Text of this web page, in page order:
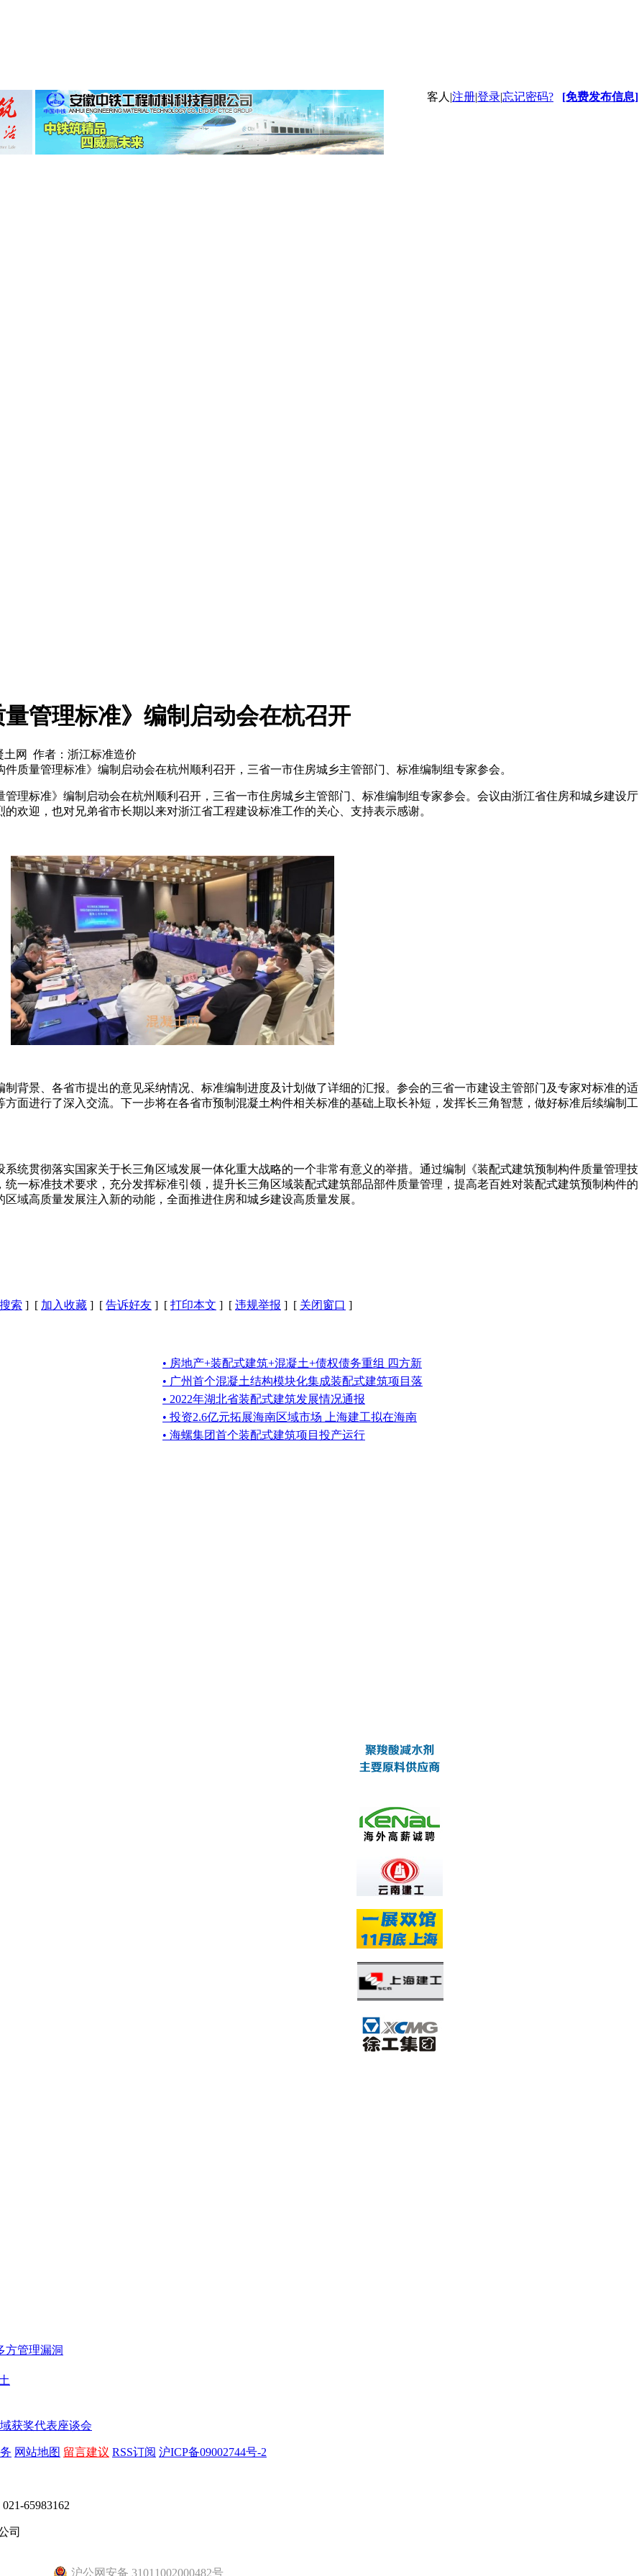
客人 |注册|登录|忘记密码? [免费发布信息]
管理标准》编制启动会在杭召开
土网 作者：浙江标准造价
质量管理标准》编制启动会在杭州顺利召开，三省一市住房城乡主管部门、标准编制组专家参会。
理标准》编制启动会在杭州顺利召开，三省一市住房城乡主管部门、标准编制组专家参会。会议由浙江省住房和城乡建设厅
欢迎，也对兄弟省市长期以来对浙江省工程建设标准工作的关心、支持表示感谢。
背景、各省市提出的意见采纳情况、标准编制进度及计划做了详细的汇报。参会的三省一市建设主管部门及专家对标准的适
面进行了深入交流。下一步将在各省市预制混凝土构件相关标准的基础上取长补短，发挥长三角智慧，做好标准后续编制工
统贯彻落实国家关于长三角区域发展一体化重大战略的一个非常有意义的举措。通过编制《装配式建筑预制构件质量管理技
一标准技术要求，充分发挥标准引领，提升长三角区域装配式建筑部品部件质量管理，提高老百姓对装配式建筑预制构件的
域高质量发展注入新的动能，全面推进住房和城乡建设高质量发展。
索 ] [ 加入收藏 ] [ 告诉好友 ] [ 打印本文 ] [ 违规举报 ] [ 关闭窗口 ]
• 房地产+装配式建筑+混凝土+债权债务重组 四方新
• 广州首个混凝土结构模块化集成装配式建筑项目落
• 2022年湖北省装配式建筑发展情况通报
• 投资2.6亿元拓展海南区域市场 上海建工拟在海南
• 海螺集团首个装配式建筑项目投产运行
方管理漏洞
获奖代表座谈会
网站地图 留言建议 RSS订阅 沪ICP备09002744号-2
65983162
司
沪公网安备 31011002000482号